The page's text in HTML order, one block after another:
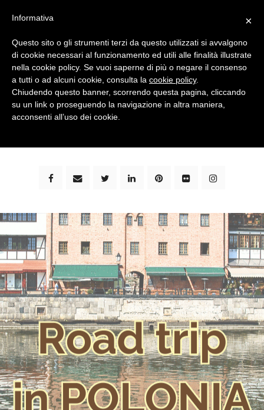
bimbi e viaggi - family travel blog: community #1 in
×
Informativa
Questo sito o gli strumenti terzi da questo utilizzati si avvalgono
di cookie necessari al funzionamento ed utili alle finalità illustrate
nella cookie policy. Se vuoi saperne di più o negare il consenso
a tutti o ad alcuni cookie, consulta la cookie policy.
Chiudendo questo banner, scorrendo questa pagina, cliccando
su un link o proseguendo la navigazione in altra maniera,
acconsenti all’uso dei cookie.